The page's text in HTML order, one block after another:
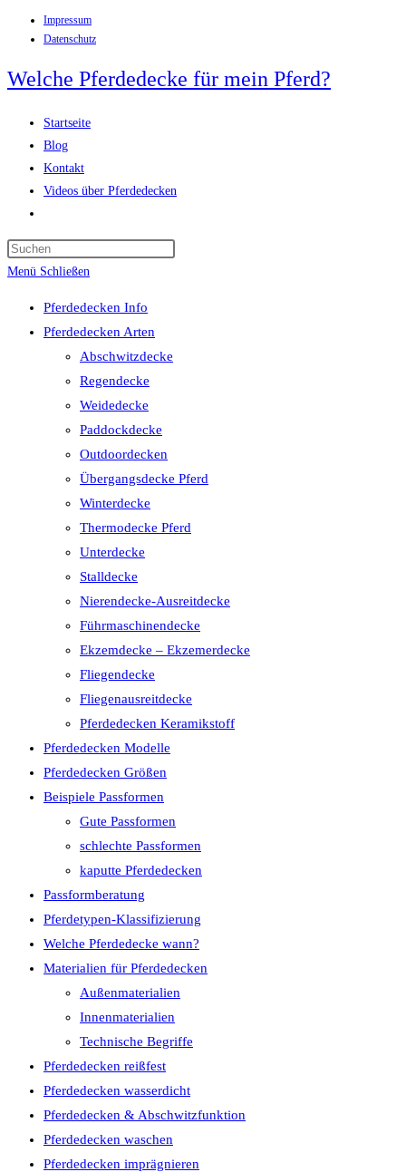
Inhalt
Impressum
Datenschutz
Welche Pferdedecke für mein Pferd?
Startseite
Blog
Kontakt
Videos über Pferdedecken
umschalten
Menü Schließen
Pferdedecken Info
Pferdedecken Arten
Abschwitzdecke
Regendecke
Weidedecke
Paddockdecke
Outdoordecken
Übergangsdecke Pferd
Winterdecke
Thermodecke Pferd
Unterdecke
Stalldecke
Nierendecke-Ausreitdecke
Führmaschinendecke
Ekzemdecke – Ekzemerdecke
Fliegendecke
Fliegenausreitdecke
Pferdedecken Keramikstoff
Pferdedecken Modelle
Pferdedecken Größen
Beispiele Passformen
Gute Passformen
schlechte Passformen
kaputte Pferdedecken
Passformberatung
Pferdetypen-Klassifizierung
Welche Pferdedecke wann?
Materialien für Pferdedecken
Außenmaterialien
Innenmaterialien
Technische Begriffe
Pferdedecken reißfest
Pferdedecken wasserdicht
Pferdedecken & Abschwitzfunktion
Pferdedecken waschen
Pferdedecken imprägnieren